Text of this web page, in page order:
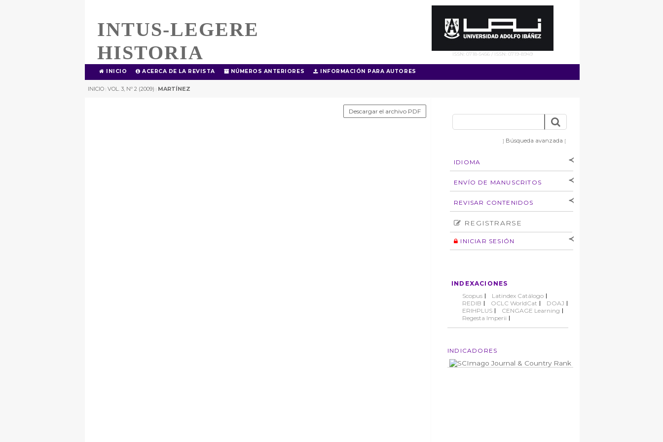
INTUS-LEGERE
HISTORIA
ISSN: 0718-5456 / ISSN: 0719-8949
INICIO ACERCA DE LA REVISTA NÚMEROS ANTERIORES INFORMACIÓN PARA AUTORES
INICIO | VOL. 3, Nº 2 (2009) | MARTÍNEZ
] Búsqueda avanzada [
IDIOMA
[Español ] [English]
ENVÍO DE MANUSCRITOS
autores
Derechos de autoría
Normas éticas
REVISAR CONTENIDOS
Número
Autor
REGISTRARSE
INICIAR SESIÓN
INDEXACIONES
Scopus
Latindex Catálogo
REDIB
OCLC WorldCat
DOAJ
ERIHPLUS
CENGAGE Learning
Regesta Imperii
INDICADORES
Descargar el archivo PDF